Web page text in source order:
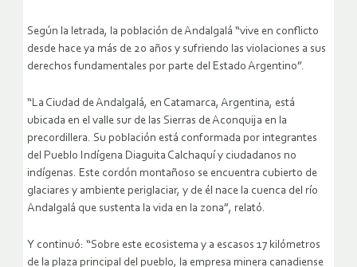
Según la letrada, la población de Andalgalá “vive en conflicto
desde hace ya más de 20 años y sufriendo las violaciones a sus
derechos fundamentales por parte del Estado Argentino”.
“La Ciudad de Andalgalá, en Catamarca, Argentina, está
ubicada en el valle sur de las Sierras de Aconquija en la
precordillera. Su población está conformada por integrantes
del Pueblo Indígena Diaguita Calchaquí y ciudadanos no
indígenas. Este cordón montañoso se encuentra cubierto de
glaciares y ambiente periglaciar, y de él nace la cuenca del río
Andalgalá que sustenta la vida en la zona”, relató.
Y continuó: “Sobre este ecosistema y a escasos 17 kilómetros
de la plaza principal del pueblo, la empresa minera canadiense